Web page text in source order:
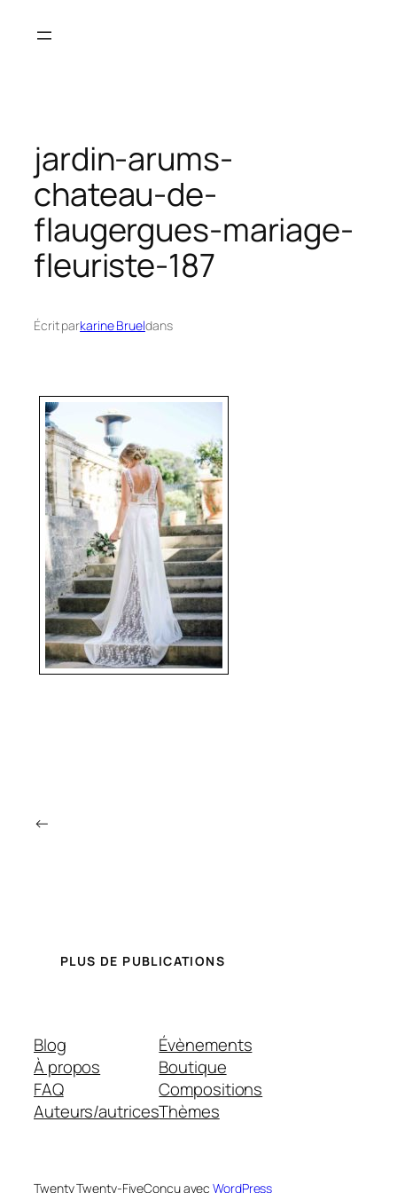
jardin-arums-
chateau-de-
flaugergues-mariage-
fleuriste-187
Écrit parkarine Brueldans
←
PLUS DE PUBLICATIONS
Blog
À propos
FAQ
Auteurs/autrices
Évènements
Boutique
Compositions
Thèmes
Twenty Twenty-FiveConçu avecWordPress